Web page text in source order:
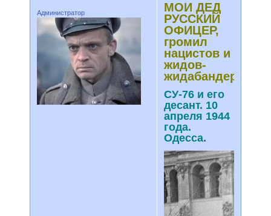
Администратор
МОЙ ДЕД
РУССКИЙ
ОФИЦЕР,
громил
нацистов и
жидов-
жидабандер
СУ-76 и его
десант. 10
апреля 1944
года.
Одесса.